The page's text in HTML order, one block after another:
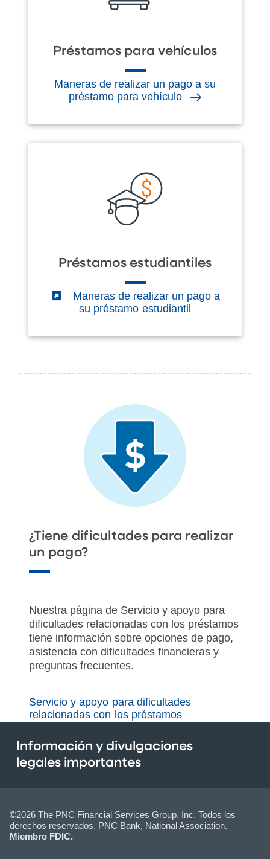
Préstamos para vehículos
Maneras de realizar un pago a su
préstamo para vehículo
Préstamos estudiantiles
(External)
Maneras de realizar un pago a
su préstamo estudiantil
¿Tiene dificultades para realizar
un pago?
Nuestra página de Servicio y apoyo para
dificultades relacionadas con los préstamos
tiene información sobre opciones de pago,
asistencia con dificultades financieras y
preguntas frecuentes.
Servicio y apoyo para dificultades
relacionadas con los préstamos
Información y divulgaciones
legales importantes
©2026 The PNC Financial Services Group, Inc. Todos los
derechos reservados. PNC Bank, National Association.
Miembro FDIC.